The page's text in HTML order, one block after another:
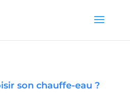
son chauffe-eau ?